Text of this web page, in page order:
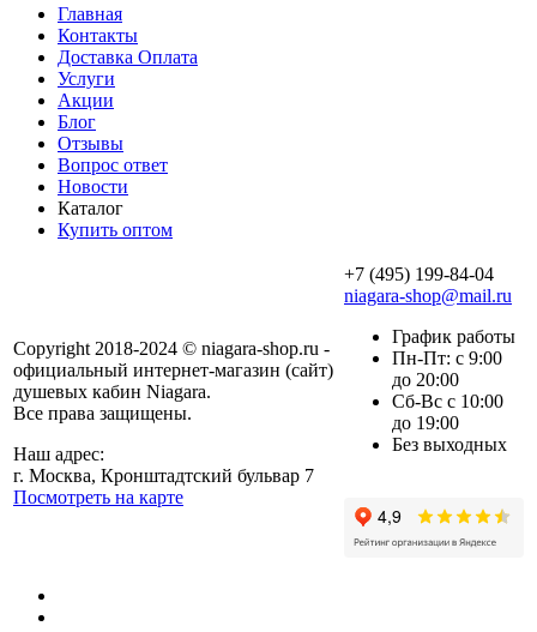
Главная
Контакты
Доставка Оплата
Услуги
Акции
Блог
Отзывы
Вопрос ответ
Новости
Каталог
Купить оптом
Copyright 2018-2024 © niagara-shop.ru -
официальный интернет-магазин (сайт)
душевых кабин Niagara.
Все права защищены.
Наш адрес:
г. Москва, Кронштадтский бульвар 7
Посмотреть на карте
+7 (495) 199-84-04
niagara-shop@mail.ru
График работы
Пн-Пт: с 9:00
до 20:00
Сб-Вс с 10:00
до 19:00
Без выходных